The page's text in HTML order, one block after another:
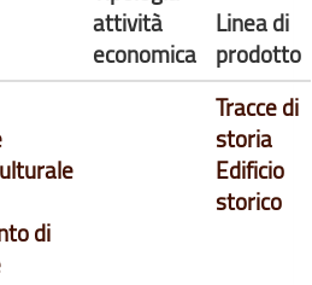
attività
economica
Linea di
prodotto
di
Tracce di
storia
Edificio
storico